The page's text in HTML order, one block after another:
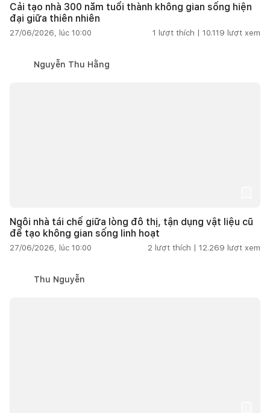
Cải tạo nhà 300 năm tuổi thành không gian sống hiện
đại giữa thiên nhiên
27/06/2026, lúc 10:00 1 lượt thích | 10.119 lượt xem
Nguyễn Thu Hằng
Ngôi nhà tái chế giữa lòng đô thị, tận dụng vật liệu cũ
để tạo không gian sống linh hoạt
27/06/2026, lúc 10:00 2 lượt thích | 12.269 lượt xem
Thu Nguyễn